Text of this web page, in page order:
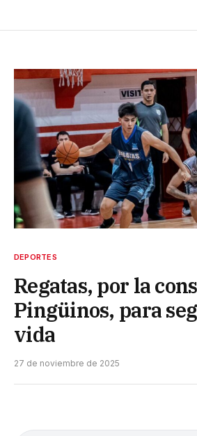
DEPORTES
Regatas, por la
Pingüinos, para
vida
27 de noviembre de 2025